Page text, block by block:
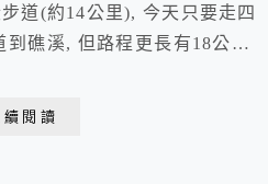
道(約14公里), 今天只要走四
礁溪, 但路程更長有18公里,
續閱讀